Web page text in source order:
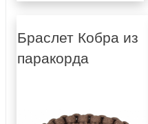
Браслет Кобра из
паракорда